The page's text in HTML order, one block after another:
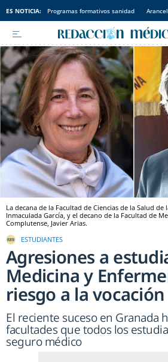
ES NOTICIA: Programas formativos sanidad
La decana de la Facultad de Ciencias de la Salud
Inmaculada García, y el decano de la Facultad de
Complutense, Javier Arias.
ESTUDIANTES
Agresiones a
Medicina y
riesgo a la vocación
El reciente suceso en Granada
facultades que todos los
seguro médico